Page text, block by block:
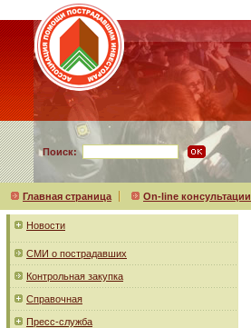
Поиск:
Главная страница On-line консультации
Новости
СМИ о пострадавших
Контрольная закупка
Справочная
Пресс-служба